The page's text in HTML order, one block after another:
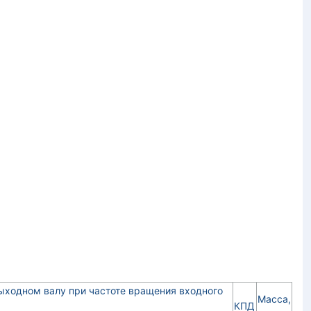
валу при частоте вращения входного
КПД
Масса,